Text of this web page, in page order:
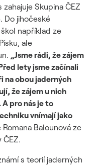
Skupina ČEZ
Do jihočeské
například ze
ale
„Jsme rádi, že zájem
lety jsme začínali
na obou jaderných
že zájem u nich
pro nás je to
vnímají jako
Balounová ze
s teorií jaderných